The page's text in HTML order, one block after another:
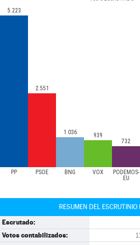
PP PSOE BNG VOX
PODEMOS-
EU
5.223
2.551
1.036
939
732
RESUMEN DEL ESCRUTINIO
Escrutado:
Votos contabilizados: